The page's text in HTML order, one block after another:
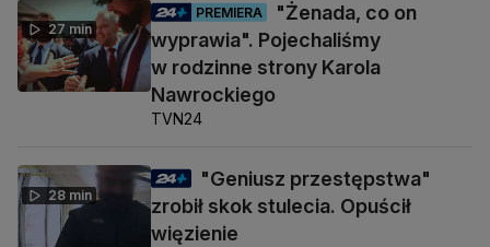
27 min
PREMIERA
"Żenada, co on
wyprawia". Pojechaliśmy
w rodzinne strony Karola
Nawrockiego
TVN24
28 min
"Geniusz przestępstwa"
zrobił skok stulecia. Opuścił
więzienie